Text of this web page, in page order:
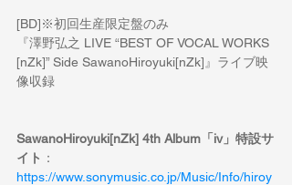
[BD]※初回生産限定盤のみ
『澤野弘之 LIVE “BEST OF VOCAL WORKS
[nZk]” Side SawanoHiroyuki[nZk]』ライブ映
像収録
SawanoHiroyuki[nZk] 4th Album「iv」特設サ
イト ：
https://www.sonymusic.co.jp/Music/Info/hiroy